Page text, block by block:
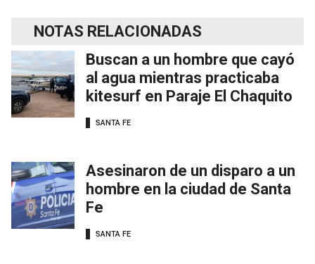
NOTAS RELACIONADAS
Buscan a un hombre que cayó
al agua mientras practicaba
kitesurf en Paraje El Chaquito
SANTA FE
Asesinaron de un disparo a un
hombre en la ciudad de Santa
Fe
SANTA FE